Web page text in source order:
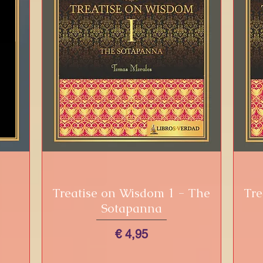
Snel overzicht
Treatise on Wisdom 1 - The
Sotapanna
Prijs
€ 4,95